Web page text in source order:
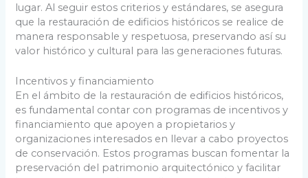
lugar. Al seguir estos criterios y estándares, se asegura
que la restauración de edificios históricos se realice de
manera responsable y respetuosa, preservando así su
valor histórico y cultural para las generaciones futuras.
Incentivos y financiamiento
En el ámbito de la restauración de edificios históricos,
es fundamental contar con programas de incentivos y
financiamiento que apoyen a propietarios y
organizaciones interesados en llevar a cabo proyectos
de conservación. Estos programas buscan fomentar la
preservación del patrimonio arquitectónico y facilitar